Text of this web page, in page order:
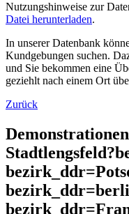
Nutzungshinweise zur
Datei herunterladen.
In unserer Datenbank
Kundgebungen suchen.
und Sie bekommen eine
geziehlt nach einem Ort
Zurück